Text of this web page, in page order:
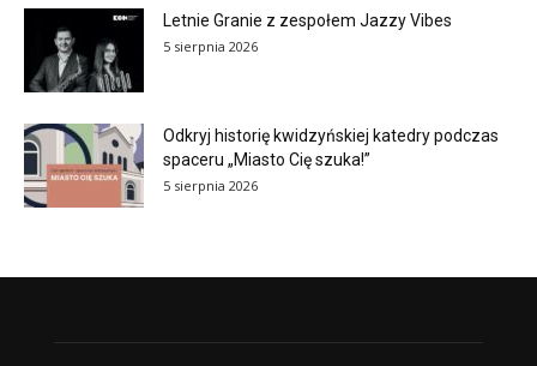
Letnie Granie z zespołem Jazzy Vibes
5 sierpnia 2026
Odkryj historię kwidzyńskiej katedry podczas
spaceru „Miasto Cię szuka!”
5 sierpnia 2026